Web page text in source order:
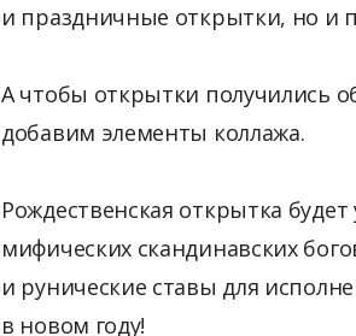
и праздничные открытки, но и
А чтобы открытки получились
добавим элементы коллажа.
Рождественская открытка
мифических скандинавских
и рунические ставы для
в новом году!